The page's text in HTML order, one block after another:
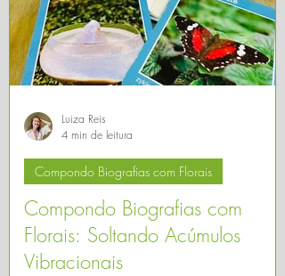
Compondo Biografias com
Florais: Soltando Acúmulos
Vibracionais
Compondo Biografias com Florais
Luiza Reis
4 min de leitura